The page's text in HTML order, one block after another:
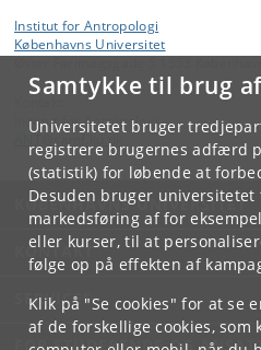
Samtykke til brug
Universitetet bruger
registrere brugernes adfærd
(statistik) for løbende at
Desuden bruger
markedsføring af for
eller kurser, til at
følge op på effekten af
Klik på "Se cookies" for at se
af de forskellige cookies, som
Institut for Antropologi
Københavns Universitet
Institut for Antropologi
KØBENHAVNS UNIVERSITET
KONTAKT
SERVICES
FOR STUDERENDE OG